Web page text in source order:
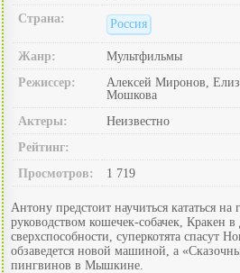
Страна:
Россия
Жанр:
Мультфильмы
Режиссер:
Алексей Миронов,
Мошкова
Актеры:
Неизвестно
Рейтинг:
Просмотров:
1 719
Антону предстоит научиться кататься
руководством кошечек-собачек, Кракен
сверхспособности, суперкотята спасут
обзаведется новой машиной, а
пингвинов в Мышкине.